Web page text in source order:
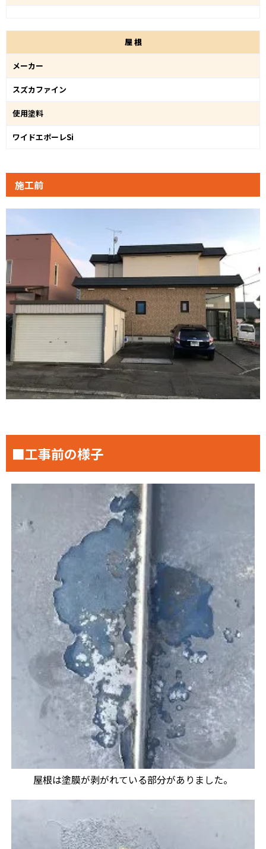
屋根
メーカー
スズカファイン
使用塗料
ワイドエポーレSi
施工前
■工事前の様子
屋根は塗膜が剥がれている部分がありました。